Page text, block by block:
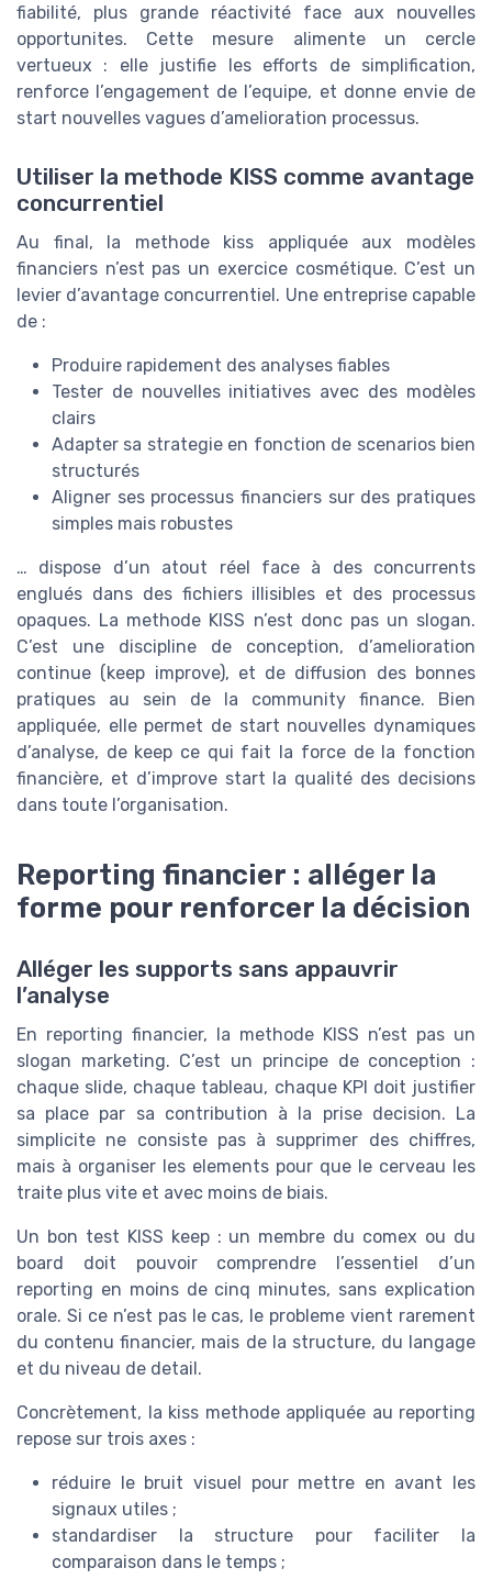
fiabilité, plus grande réactivité face aux nouvelles
opportunites. Cette mesure alimente un cercle
vertueux : elle justifie les efforts de simplification,
renforce l’engagement de l’equipe, et donne envie de
start nouvelles vagues d’amelioration processus.
Utiliser la methode KISS comme avantage
concurrentiel
Au final, la methode kiss appliquée aux modèles
financiers n’est pas un exercice cosmétique. C’est un
levier d’avantage concurrentiel. Une entreprise capable
de :
Produire rapidement des analyses fiables
Tester de nouvelles initiatives avec des modèles
clairs
Adapter sa strategie en fonction de scenarios bien
structurés
Aligner ses processus financiers sur des pratiques
simples mais robustes
… dispose d’un atout réel face à des concurrents
englués dans des fichiers illisibles et des processus
opaques. La methode KISS n’est donc pas un slogan.
C’est une discipline de conception, d’amelioration
continue (keep improve), et de diffusion des bonnes
pratiques au sein de la community finance. Bien
appliquée, elle permet de start nouvelles dynamiques
d’analyse, de keep ce qui fait la force de la fonction
financière, et d’improve start la qualité des decisions
dans toute l’organisation.
Reporting financier : alléger la
forme pour renforcer la décision
Alléger les supports sans appauvrir
l’analyse
En reporting financier, la methode KISS n’est pas un
slogan marketing. C’est un principe de conception :
chaque slide, chaque tableau, chaque KPI doit justifier
sa place par sa contribution à la prise decision. La
simplicite ne consiste pas à supprimer des chiffres,
mais à organiser les elements pour que le cerveau les
traite plus vite et avec moins de biais.
Un bon test KISS keep : un membre du comex ou du
board doit pouvoir comprendre l’essentiel d’un
reporting en moins de cinq minutes, sans explication
orale. Si ce n’est pas le cas, le probleme vient rarement
du contenu financier, mais de la structure, du langage
et du niveau de detail.
Concrètement, la kiss methode appliquée au reporting
repose sur trois axes :
réduire le bruit visuel pour mettre en avant les
signaux utiles ;
standardiser la structure pour faciliter la
comparaison dans le temps ;